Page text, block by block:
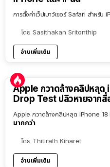
การตั้งค่าเว็ปเบาว์เซอร์ Safari สำหรั
โดย Sasithakan Sritonthip
อ่านเพิ่มเติม
Apple กวาดล้างคลิปหลุด
Drop Test ปลิวหายจากสื่
Apple กวาดล้างคลิปหลุด iPhone
มากกว่า
โดย Thitirath Kinaret
อ่านเพิ่มเติม